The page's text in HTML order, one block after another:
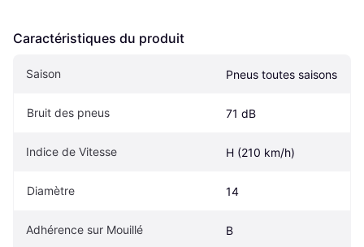
Caractéristiques du produit
Saison Pneus toutes saisons
Bruit des pneus 71 dB
Indice de Vitesse H (210 km/h)
Diamètre 14
Adhérence sur Mouillé B